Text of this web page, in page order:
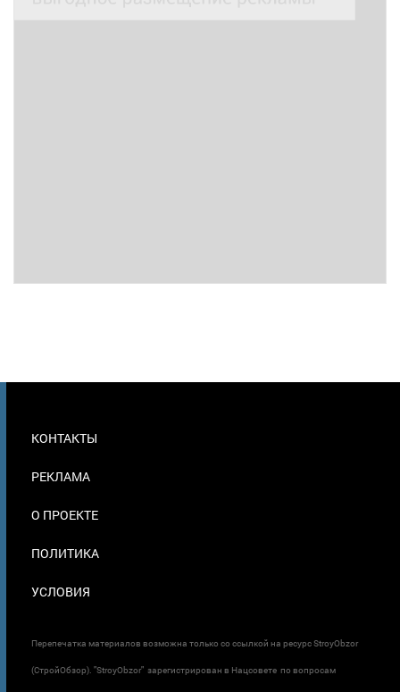
В
КОНТАКТЫ
РЕКЛАМА
О ПРОЕКТЕ
ПОЛИТИКА
УСЛОВИЯ
Перепечатка материалов возможна только со ссылкой на ресурс StroyObzor
(СтройОбзор). "StroyObzor" зарегистрирован в Нацсовете по вопросам